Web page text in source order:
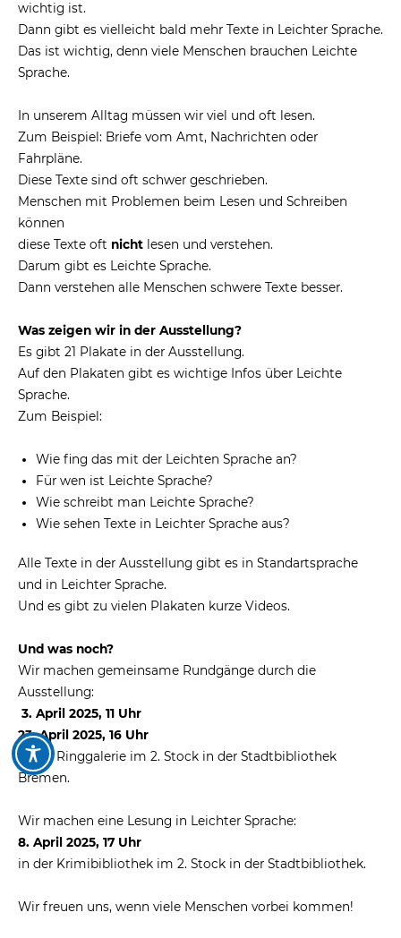
wichtig ist.
Dann gibt es vielleicht bald mehr Texte in Leichter Sprache.
Das ist wichtig, denn viele Menschen brauchen Leichte
Sprache.
In unserem Alltag müssen wir viel und oft lesen.
Zum Beispiel: Briefe vom Amt, Nachrichten oder
Fahrpläne.
Diese Texte sind oft schwer geschrieben.
Menschen mit Problemen beim Lesen und Schreiben
können
diese Texte oft nicht lesen und verstehen.
Darum gibt es Leichte Sprache.
Dann verstehen alle Menschen schwere Texte besser.
Was zeigen wir in der Ausstellung?
Es gibt 21 Plakate in der Ausstellung.
Auf den Plakaten gibt es wichtige Infos über Leichte
Sprache.
Zum Beispiel:
Wie fing das mit der Leichten Sprache an?
Für wen ist Leichte Sprache?
Wie schreibt man Leichte Sprache?
Wie sehen Texte in Leichter Sprache aus?
Alle Texte in der Ausstellung gibt es in Standartsprache
und in Leichter Sprache.
Und es gibt zu vielen Plakaten kurze Videos.
Und was noch?
Wir machen gemeinsame Rundgänge durch die
Ausstellung:
3. April 2025, 11 Uhr
23. April 2025, 16 Uhr
in der Ringgalerie im 2. Stock in der Stadtbibliothek
Bremen.
Wir machen eine Lesung in Leichter Sprache:
8. April 2025, 17 Uhr
in der Krimibibliothek im 2. Stock in der Stadtbibliothek.
Wir freuen uns, wenn viele Menschen vorbei kommen!